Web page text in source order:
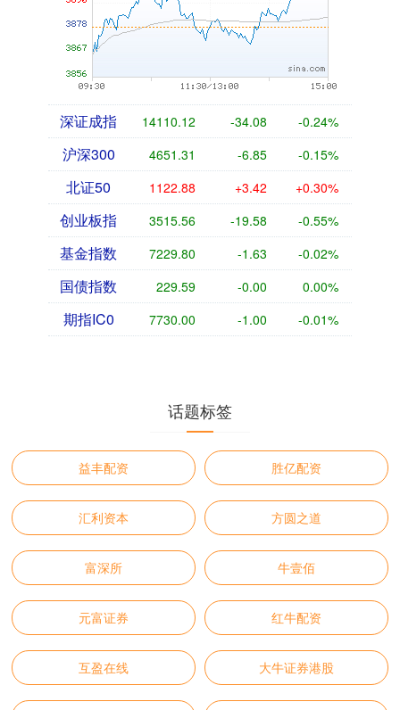
深证成指 14110.12 -34.08 -0.24%
沪深300 4651.31 -6.85 -0.15%
北证50 1122.88 +3.42 +0.30%
创业板指 3515.56 -19.58 -0.55%
基金指数 7229.80 -1.63 -0.02%
国债指数 229.59 -0.00 0.00%
期指IC0 7730.00 -1.00 -0.01%
话题标签
益丰配资 胜亿配资
汇利资本 方圆之道
富深所 牛壹佰
元富证券 红牛配资
互盈在线 大牛证券港股